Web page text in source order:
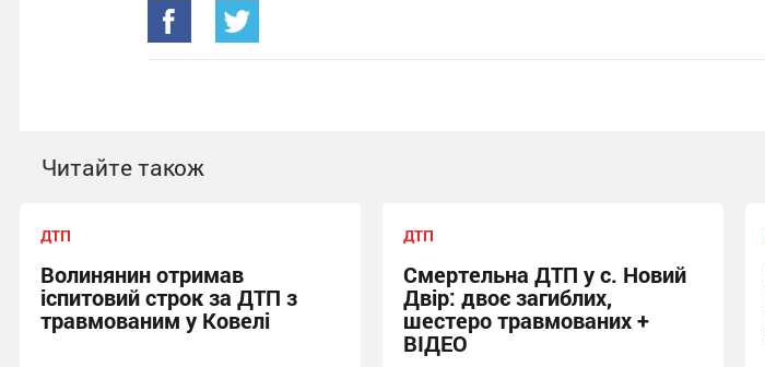
Читайте також
ДТП
Волинянин отримав
іспитовий строк за ДТП з
травмованим у Ковелі
ДТП
Смертельна ДТП у с. Новий
Двір: двоє загиблих,
шестеро травмованих +
ВІДЕО